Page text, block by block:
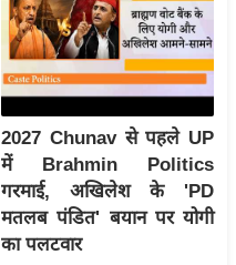
2027 Chunav से पहले UP
में Brahmin Politics
गरमाई, अखिलेश के 'PD
मतलब पंडित' बयान पर योगी
का पलटवार